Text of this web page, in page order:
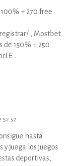
+ 270 free
, Mostbet
de 150% + 250
.
hasta
y juega los juegos
deportivas,